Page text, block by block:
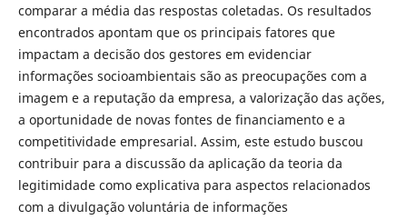
comparar a média das respostas coletadas. Os resultados
encontrados apontam que os principais fatores que
impactam a decisão dos gestores em evidenciar
informações socioambientais são as preocupações com a
imagem e a reputação da empresa, a valorização das ações,
a oportunidade de novas fontes de financiamento e a
competitividade empresarial. Assim, este estudo buscou
contribuir para a discussão da aplicação da teoria da
legitimidade como explicativa para aspectos relacionados
com a divulgação voluntária de informações